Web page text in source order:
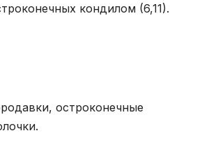
кондилом (6,11).
остроконечные